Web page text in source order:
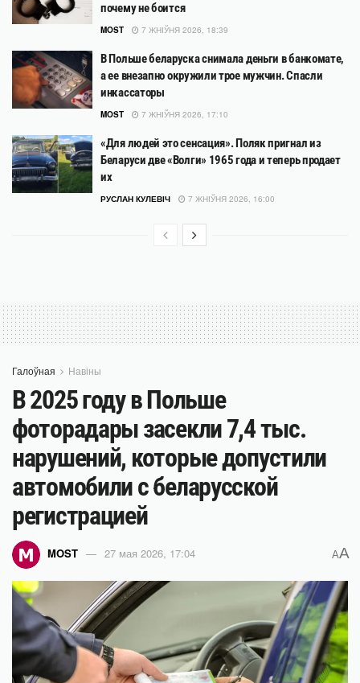
почему не боится
MOST 7 ЖНІЎНЯ 2026, 18:39
В Польше беларуска снимала деньги в банкомате,
а ее внезапно окружили трое мужчин. Спасли
инкассаторы
MOST 7 ЖНІЎНЯ 2026, 17:10
«Для людей это сенсация». Поляк пригнал из
Беларуси две «Волги» 1965 года и теперь продает
их
РУСЛАН КУЛЕВІЧ 7 ЖНІЎНЯ 2026, 16:00
Галоўная Навіны
В 2025 году в Польше
фоторадары засекли 7,4 тыс.
нарушений, которые допустили
автомобили с беларусской
регистрацией
MOST 27 мая 2026, 17:04 AA